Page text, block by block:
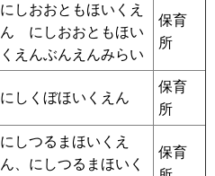
にしおおともほいくえ
ん にしおおともほい
くえんぶんえんみらい
保育
所
にしくぼほいくえん
保育
所
にしつるまほいくえ
ん、にしつるまほいく
保育